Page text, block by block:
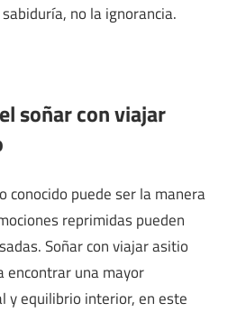
no la ignorancia.
soñar con viajar
conocido puede ser la manera
reprimidas pueden
Soñar con viajar asitio
encontrar una mayor
y equilibrio interior, en este